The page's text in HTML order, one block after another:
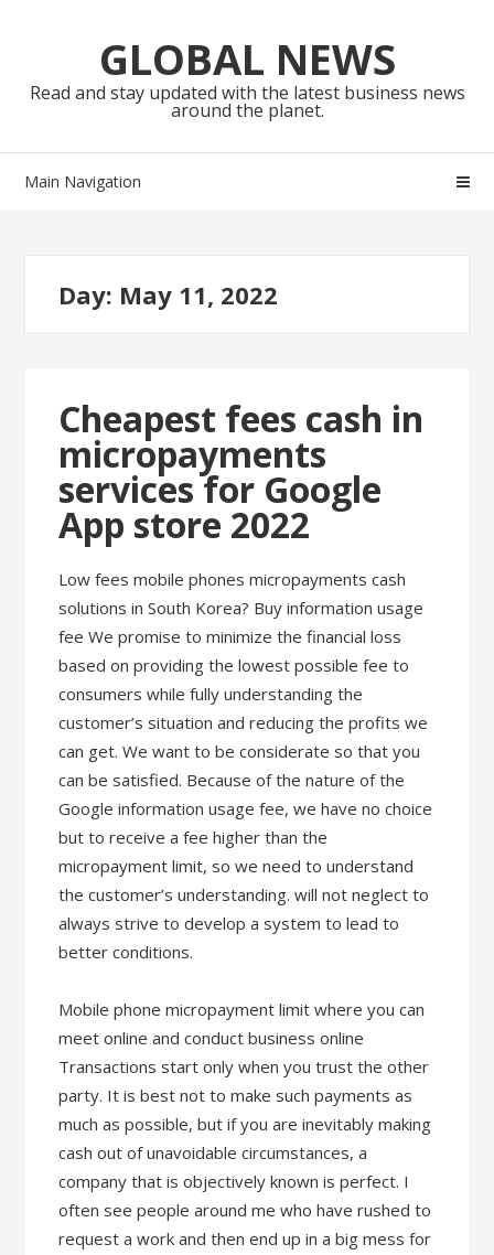
navigationGLOBAL NEWS
Read and stay updated with the latest business news
around the planet.
Main Navigation
Day: May 11, 2022
Cheapest fees cash in
micropayments
services for Google
App store 2022
Low fees mobile phones micropayments cash
solutions in South Korea? ​Buy information usage
fee We promise to minimize the financial loss
based on providing the lowest possible fee to
consumers while fully understanding the
customer’s situation and reducing the profits we
can get. We want to be considerate so that you
can be satisfied. Because of the nature of the
Google information usage fee, we have no choice
but to receive a fee higher than the
micropayment limit, so we need to understand
the customer’s understanding. will not neglect to
always strive to develop a system to lead to
better conditions.
Mobile phone micropayment limit where you can
meet online and conduct business online
Transactions start only when you trust the other
party. It is best not to make such payments as
much as possible, but if you are inevitably making
cash out of unavoidable circumstances, a
company that is objectively known is perfect. I
often see people around me who have rushed to
request a work and then end up in a big mess for